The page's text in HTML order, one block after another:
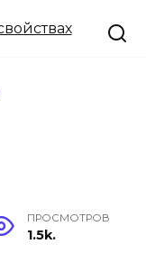
ПРОСМОТРОВ
1.5k.